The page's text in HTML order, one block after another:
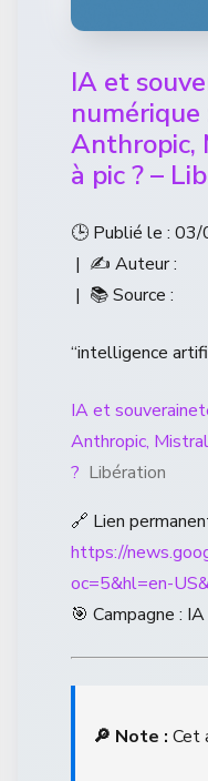
IA et
numérique
à pic ? –
🕒 Publié le :
| ✍️ Auteur :
| 📚 Source :
“intelligence
IA et
Anthropic,
? Libération
🔗 Lien
https://
oc=5&hl=en-
🎯 Campagne :
🔎 Note : Cet